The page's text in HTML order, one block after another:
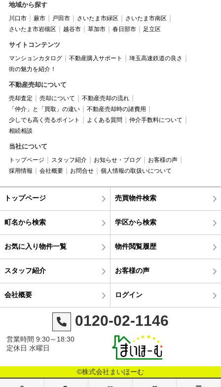
地域から探す
川口市 蕨市 戸田市 さいたま市緑区
さいたま市南区
さいたま市岩槻区
越谷市 草加市 春日部市 足立区
サイトコンテンツ
マンションカタログ 不動産購入サポート
埼玉高速鉄道の良さ
街の魅力を紹介！
不動産売却について
売却査定 売却について
不動産売却の流れ
「仲介」と「買取」の違い
不動産売却時の諸費用
少しでも高く売るポイント
よくある質問
仲介手数料について
相続相談
当社について
トップページ スタッフ紹介 お知らせ・ブログ
お客様の声
採用情報
会社概要 お問合せ 個人情報の取扱いについて
トップページ 売買物件検索
町名から検索 学区から検索
お気に入り物件一覧 物件閲覧履歴
スタッフ紹介 お客様の声
会社概要 ログイン
0120-02-1146
営業時間 9:30～18:30
定休日 水曜日
©株式会社まいほーむ